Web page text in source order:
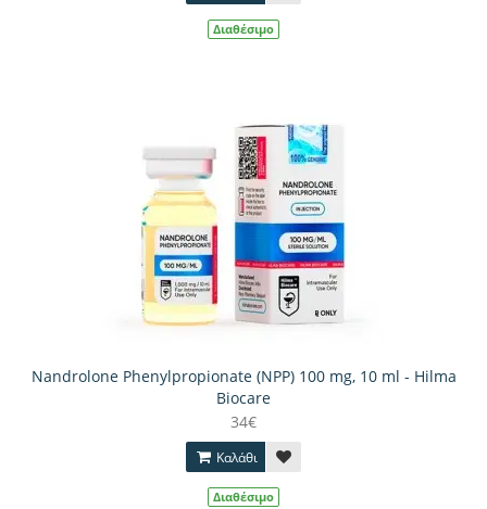
Διαθέσιμο
Nandrolone Phenylpropionate (NPP) 100 mg, 10 ml - Hilma
Biocare
34€
Καλάθι
Διαθέσιμο